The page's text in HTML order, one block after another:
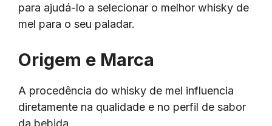
para ajudá-lo a selecionar o melhor whisky de
mel para o seu paladar.
Origem e Marca
A procedência do whisky de mel influencia
diretamente na qualidade e no perfil de sabor
da bebida.